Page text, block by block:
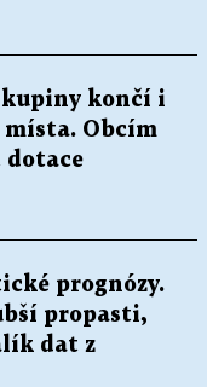
končí i
místa. Obcím
dotace
prognózy.
propasti,
dat z